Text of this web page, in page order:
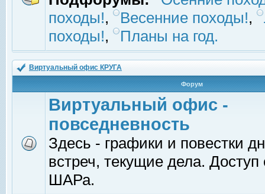
походы!, Весенние походы!,
походы!, Планы на год.
Виртуальный офис КРУГА
Форум
Виртуальный офис -
повседневность
Здесь - графики и повестки
встреч, текущие дела.
ШАРа.